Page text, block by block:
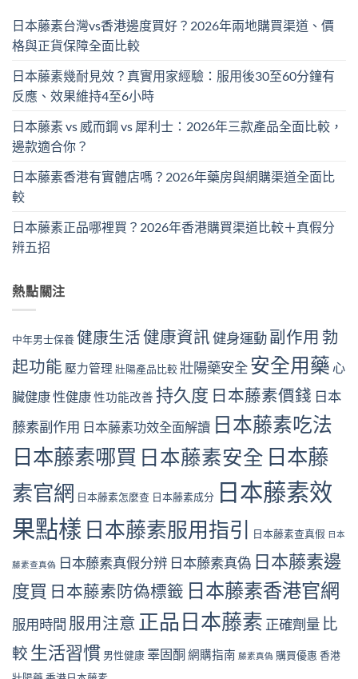
日本藤素台灣vs香港邊度買好？2026年兩地購買渠道、價
格與正貨保障全面比較
日本藤素幾耐見效？真實用家經驗：服用後30至60分鐘有
反應、效果維持4至6小時
日本藤素 vs 威而鋼 vs 犀利士：2026年三款產品全面比較，
邊款適合你？
日本藤素香港有實體店嗎？2026年藥房與網購渠道全面比
較
日本藤素正品哪裡買？2026年香港購買渠道比較＋真假分
辨五招
熱點關注
中年男士保養健康生活健康資訊健身運動副作用 勃
起功能 壓力管理 壯陽產品比較壯陽藥安全安全用藥 心
臟健康性健康性功能改善 持久度 日本藤素價錢 日本
藤素副作用 日本藤素功效全面解讀 日本藤素吃法
日本藤素哪買 日本藤素安全 日本藤
素官網 日本藤素怎麼查 日本藤素成分 日本藤素效
果點樣 日本藤素服用指引 日本藤素查真假 日本
藤素查真偽 日本藤素真假分辨 日本藤素真偽 日本藤素邊
度買 日本藤素防偽標籤 日本藤素香港官網
服用時間 服用注意 正品日本藤素 正確劑量 比
較 生活習慣 男性健康睪固酮網購指南 藤素真偽 購買優惠 香港